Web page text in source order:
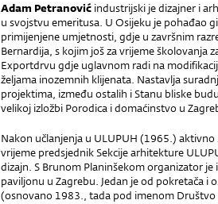
Adam Petranović industrijski je dizajner i
u svojstvu emeritusa. U Osijeku je pohađao
primijenjene umjetnosti, gdje u završnim
Bernardija, s kojim još za vrijeme školovanja
Exportdrvu gdje uglavnom radi na
željama inozemnih klijenata. Nastavlja
projektima, između ostalih i Stanu bliske
velikoj izložbi Porodica i domaćinstvo u
Nakon učlanjenja u ULUPUH (1965.)
vrijeme predsjednik Sekcije arhitekture
dizajn. S Brunom Planinšekom organizator
paviljonu u Zagrebu. Jedan je od pokretača i
(osnovano 1983., tada pod imenom Društvo